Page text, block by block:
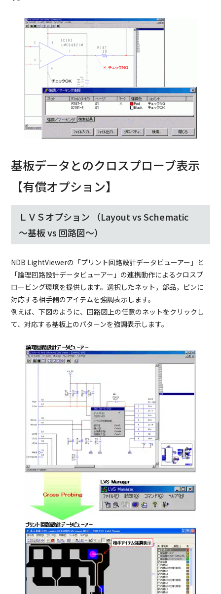
基板データとのクロスプローブ表示
【有償オプション】
ＬＶＳオプション （Layout vs Schematic
～基板 vs 回路図～）
NDB LightViewerの「プリント回路設計データビューアー」と
「論理回路設計データビューアー」の連携動作によるクロスプ
ロービング環境を提供します。選択したネット，部品，ピンに
対応する相手側のアイテムを強調表示します。
例えば、下図のように、回路図上の任意のネットをクリックし
て、対応する基板上のパターンを強調表示します。